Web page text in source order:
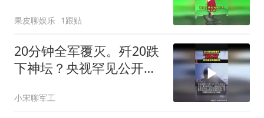
果皮聊娱乐 1跟贴
20分钟全军覆灭。歼20跌
下神坛？央视罕见公开，
小宋聊军工